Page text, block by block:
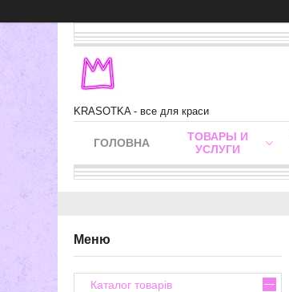
KRASOTKA - все для краси
ГОЛОВНА
ТОВАРЫ И
УСЛУГИ
Каталог товарів